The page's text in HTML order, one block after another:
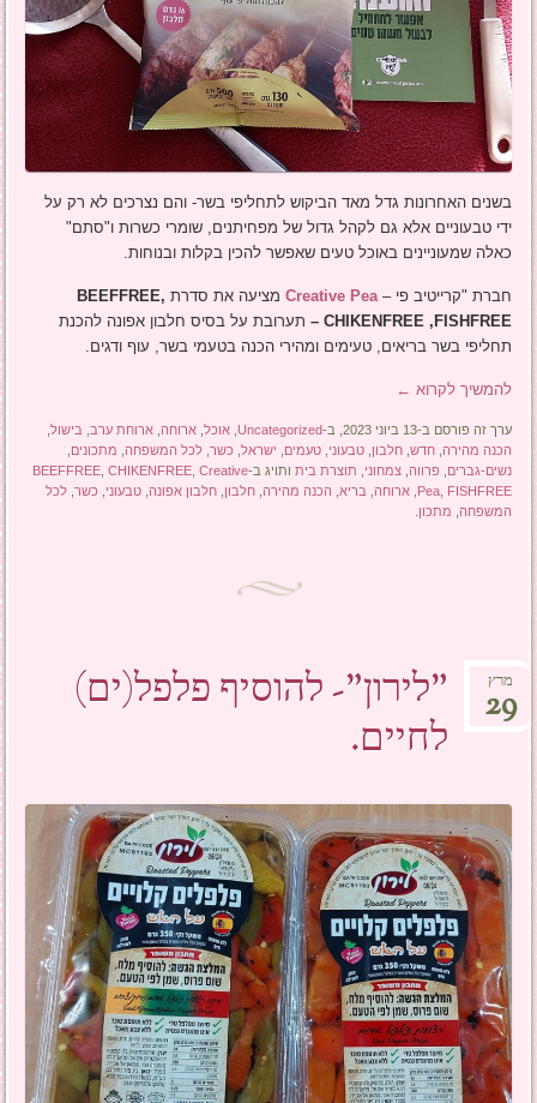
בשנים האחרונות גדל מאד הביקוש לתחליפי בשר- והם נצרכים לא רק על
ידי טבעוניים אלא גם לקהל גדול של מפחיתנים, שומרי כשרות ו"סתם"
כאלה שמעוניינים באוכל טעים שאפשר להכין בקלות ובנוחות.
חברת "קרייטיב פי –Creative Pea מציעה את סדרת BEEFFREE,
CHIKENFREE ,FISHFREE
– תערובת על בסיס חלבון אפונה להכנת
תחליפי בשר בריאים, טעימים ומהירי הכנה בטעמי בשר, עוף ודגים.
להמשיך לקרוא ←
ערך זה פורסם ב-13 ביוני 2023, ב- Uncategorized
,אוכל ,ארוחה ,ארוחת ערב בישול
הכנה מהירה ,חדש ,חלבון ,טבעוני ,טעמים ישראל כשר ,לכל המשפחה מתכונים
נשים-גברים
פרווה ,צמחוני תוצרת בית ותויג ב- BEEFFREE, CHIKENFREE, Creative
Pea, FISHFREE
,ארוחה בריא הכנה מהירה ,חלבון ,חלבון אפונה ,טבעוני כשר ,לכל
המשפחה מתכון
"לירון"- להוסיף פלפל(ים)
לחיים.
מרץ
29